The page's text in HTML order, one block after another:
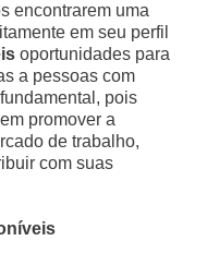
encontrarem uma
em seu perfil
oportunidades para
a pessoas com
pois
promover a
de trabalho,
com suas